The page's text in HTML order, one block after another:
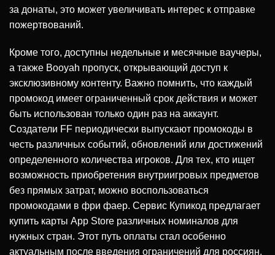
за донаты, это может увеличивать интерес к отправке
пожертвований.
Кроме того, доступны недельные и месячные ваучеры,
а также Booyah пропуск, открывающий доступ к
эксклюзивному контенту. Важно помнить, что каждый
промокод имеет ограниченный срок действия и может
быть использован только один раз на аккаунт.
Создатели FF периодически выпускают промокоды в
честь различных событий, обновлений или достижений
определенного количества игроков. Для тех, кто ищет
возможность приобретения внутриигровых предметов
без прямых затрат, можно воспользоваться
промокодами в фри фаер. Сервис Купикод предлагает
купить карты App Store различных номиналов для
нужных стран. Этот путь оплаты стал особенно
актуальным после введения ограничений для россиян.